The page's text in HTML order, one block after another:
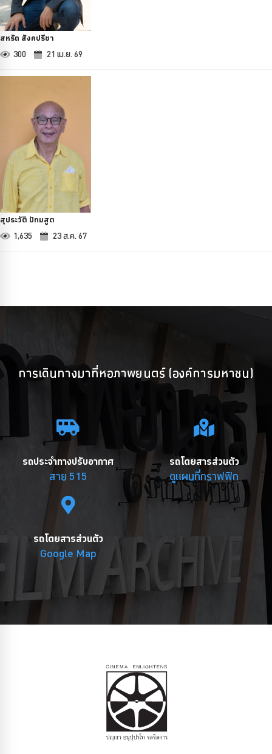
สหรัถ สังคปรีชา
300 21 เม.ย. 69
สุประวัติ ปัทมสูต
1,635 23 ส.ค. 67
การเดินทางมาที่หอภาพยนตร์ (องค์การมหาชน)
รถประจำทางปรับอากาศ
สาย 515
รถโดยสารส่วนตัว
ดูแผนที่กราฟฟิก
รถโดยสารส่วนตัว
Google Map